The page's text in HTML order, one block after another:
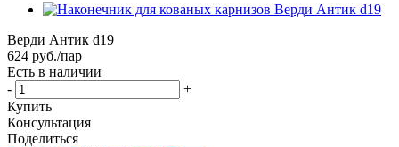
Верди Антик d19
624 руб./пар
Есть в наличии
-
+
Купить
Консультация
Поделиться